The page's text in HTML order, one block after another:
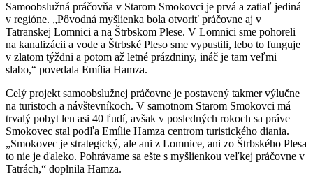
Samoobslužná práčovňa v Starom Smokovci je prvá a zatiaľ jediná
v regióne. „Pôvodná myšlienka bola otvoriť práčovne aj v
Tatranskej Lomnici a na Štrbskom Plese. V Lomnici sme pohoreli
na kanalizácii a vode a Štrbské Pleso sme vypustili, lebo to funguje
v zlatom týždni a potom až letné prázdniny, ináč je tam veľmi
slabo,“ povedala Emília Hamza.
Celý projekt samoobslužnej práčovne je postavený takmer výlučne
na turistoch a návštevníkoch. V samotnom Starom Smokovci má
trvalý pobyt len asi 40 ľudí, avšak v posledných rokoch sa práve
Smokovec stal podľa Emílie Hamza centrom turistického diania.
„Smokovec je strategický, ale ani z Lomnice, ani zo Štrbského Plesa
to nie je ďaleko. Pohrávame sa ešte s myšlienkou veľkej práčovne v
Tatrách,“ doplnila Hamza.